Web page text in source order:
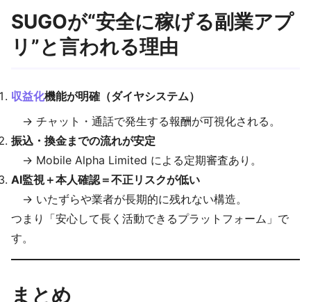
SUGOが“安全に稼げる副業アプ
リ”と言われる理由
収益化機能が明確（ダイヤシステム）
→ チャット・通話で発生する報酬が可視化される。
振込・換金までの流れが安定
→ Mobile Alpha Limited による定期審査あり。
AI監視＋本人確認＝不正リスクが低い
→ いたずらや業者が長期的に残れない構造。
つまり「安心して長く活動できるプラットフォーム」で
す。
まとめ